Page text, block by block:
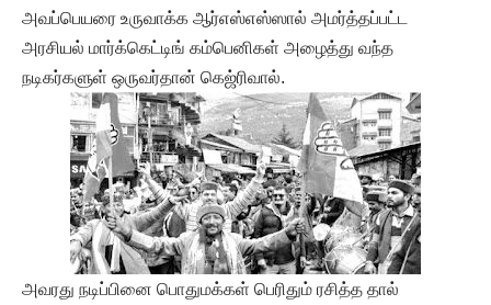
அவப்பெயரை உருவாக்க ஆர்எஸ்எஸ்ஸால் அமர்த்தப்பட்ட
அரசியல் மார்க்கெட்டிங் கம்பெனிகள் அழைத்து வந்த
நடிகர்களுள் ஒருவர்தான் கெஜ்ரிவால்.
அவரது நடிப்பினை பொதுமக்கள் பெரிதும் ரசித்த தால்